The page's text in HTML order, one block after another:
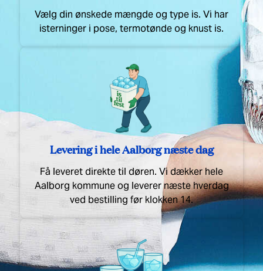
Vælg din ønskede mængde og type is. Vi har
isterninger i pose, termotønde og knust is.
Levering i hele Aalborg næste dag
Få leveret direkte til døren. Vi dækker hele
Aalborg kommune og leverer næste hverdag
ved bestilling før klokken 14.